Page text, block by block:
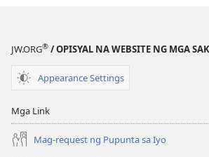
JW.ORG® / OPISYAL NA WEBSITE NG MGA
Appearance Settings
Mga Link
Mag-request ng Pupunta sa Iyo